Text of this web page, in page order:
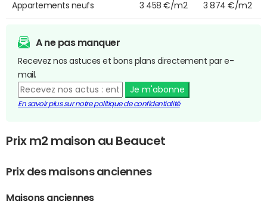
Appartements neufs 3 458 €/m2 3 874 €/m2
A ne pas manquer
Recevez nos astuces et bons plans directement par e-
mail.
Je m'abonne
En savoir plus sur notre politique de confidentialité
Prix m2 maison au Beaucet
Prix des maisons anciennes
Maisons anciennes